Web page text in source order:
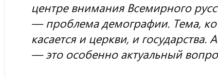
центре внимания Всемирного
— проблема демографии. Тема,
касается и церкви, и
— это особенно актуальный